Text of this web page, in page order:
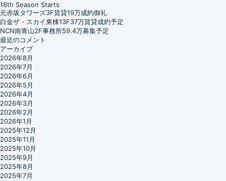
16th Season Starts
元赤坂タワーズ3F賃貸19万成約御礼
白金ザ・スカイ東棟13F37万賃貸成約予定
NCN南青山2F事務所59.4万募集予定
最近のコメント
アーカイブ
2026年8月
2026年7月
2026年6月
2026年5月
2026年4月
2026年3月
2026年2月
2026年1月
2025年12月
2025年11月
2025年10月
2025年9月
2025年8月
2025年7月